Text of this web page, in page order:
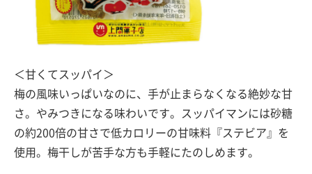
＜甘くてスッパイ＞
梅の風味いっぱいなのに、手が止まらなくなる絶妙な甘
さ。やみつきになる味わいです。スッパイマンには砂糖
の約200倍の甘さで低カロリーの甘味料『ステビア』を
使用。梅干しが苦手な方も手軽にたのしめます。